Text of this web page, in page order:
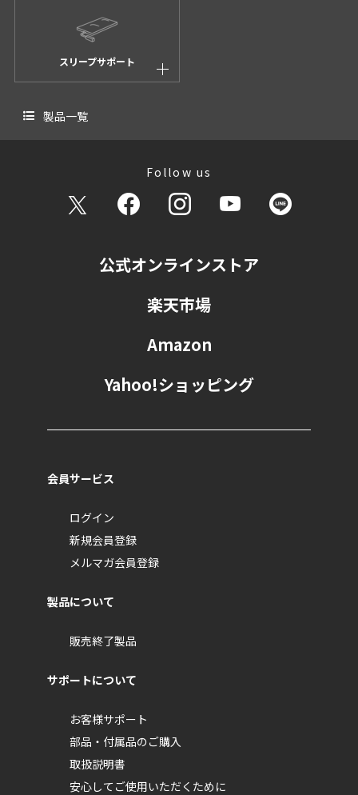
スリープサポート
製品一覧
Follow us
公式オンラインストア
楽天市場
Amazon
Yahoo!ショッピング
会員サービス
ログイン
新規会員登録
メルマガ会員登録
製品について
販売終了製品
サポートについて
お客様サポート
部品・付属品のご購入
取扱説明書
安心してご使用いただくために